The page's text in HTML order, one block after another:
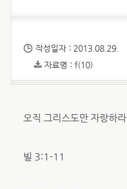
작성일자 : 2013.08.29.
자료명 : f(10)
오직 그리스도만 자랑하라
빌 3:1-11